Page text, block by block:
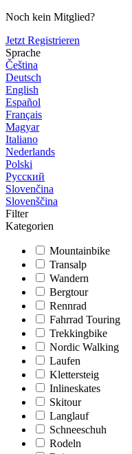
Noch kein Mitglied?
Jetzt Registrieren
Sprache
Čeština
Deutsch
English
Español
Français
Magyar
Italiano
Nederlands
Polski
Русский
Slovenčina
Slovenščina
Filter
Kategorien
Mountainbike
Transalp
Wandern
Bergtour
Rennrad
Fahrrad Touring
Trekkingbike
Nordic Walking
Laufen
Klettersteig
Inlineskates
Skitour
Langlauf
Schneeschuh
Rodeln